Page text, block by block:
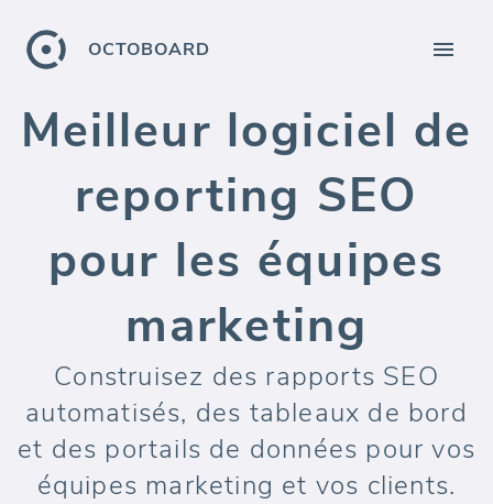
OCTOBOARD
Meilleur logiciel de
reporting SEO
pour les équipes
marketing
Construisez des rapports SEO
automatisés, des tableaux de bord
et des portails de données pour vos
équipes marketing et vos clients.